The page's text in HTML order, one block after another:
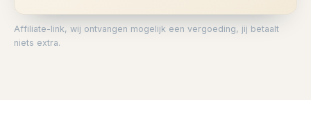
Affiliate-link, wij ontvangen mogelijk een vergoeding, jij betaalt
niets extra.